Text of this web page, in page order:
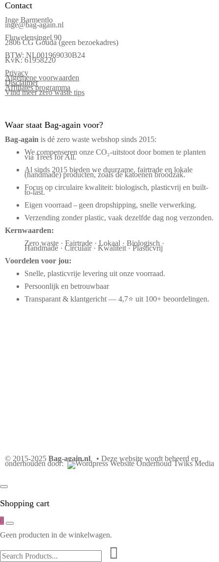
Contact
Inge Barmentlo
inge@bag-again.nl
Fluwelensingel 90
2806 CG Gouda (geen bezoekadres)
BTW: NL001969030B24
KvK: 61958220
Privacy
Algemene voorwaarden
Disclaimer
Affiliates programma
Vind meer zero waste tips
Waar staat Bag-again voor?
Bag‑again is dé zero waste webshop sinds 2015:
We compenseren onze CO₂-uitstoot door bomen te planten
via Trees for All.
Al sinds 2015 bieden we duurzame, fairtrade en lokale
(handmade) producten, zoals de katoenen broodzak.
Focus op circulaire kwaliteit: biologisch, plasticvrij en built-
to-last.
Eigen voorraad – geen dropshipping, snelle verwerking.
Verzending zonder plastic, vaak dezelfde dag nog verzonden.
Kernwaarden:
Zero waste · Fairtrade · Lokaal · Biologisch ·
Handmade · Circulair · Kwaliteit · Plasticvrij
Voordelen voor jou:
Snelle, plasticvrije levering uit onze voorraad.
Persoonlijk en betrouwbaar
Transparant & klantgericht — 4,7⭐ uit 100+ beoordelingen.
© 2015-2025 Bag-again.nl • Deze website wordt beheerd en
onderhouden door:
Shopping cart
0
Geen producten in de winkelwagen.